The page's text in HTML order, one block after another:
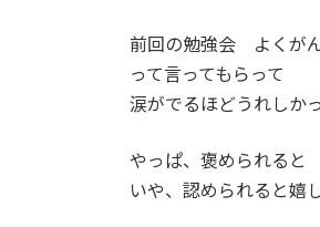
前回の勉強会 よくが
って言ってもらって
涙がでるほどうれしか
やっぱ、褒められると
いや、認められると嬉